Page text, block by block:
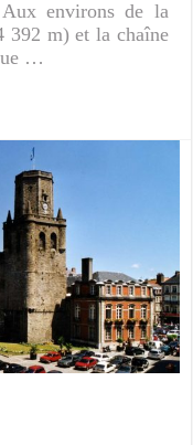
environs de la
392 m) et la chaîne
…